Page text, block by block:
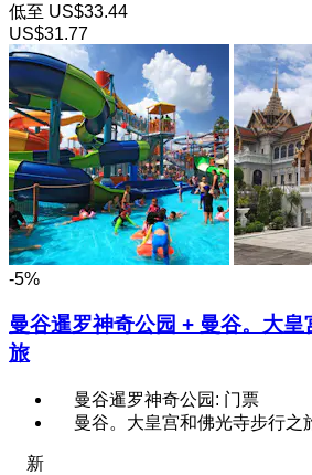
低至 US$33.44
US$31.77
-5%
曼谷暹罗神奇公园 + 曼谷。大
旅
曼谷暹罗神奇公园: 门票
曼谷。大皇宫和佛光寺步行之
新